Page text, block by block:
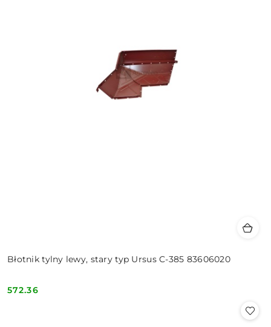
Błotnik tylny lewy, stary typ Ursus C-385 83606020
Cena:
572.36